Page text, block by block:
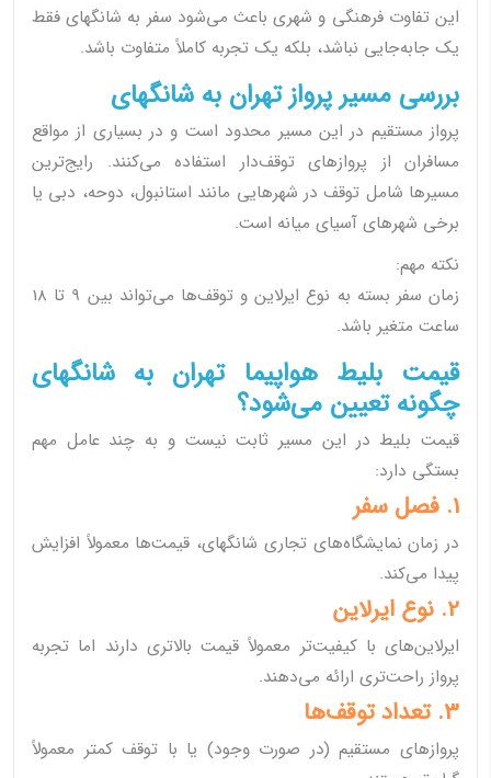
این تفاوت فرهنگی و شهری باعث می‌شود سفر به شانگهای فقط
یک جابه‌جایی نباشد، بلکه یک تجربه کاملاً متفاوت باشد.
بررسی مسیر پرواز تهران به شانگهای
پرواز مستقیم در این مسیر محدود است و در بسیاری از مواقع
مسافران از پروازهای توقف‌دار استفاده می‌کنند. رایج‌ترین
مسیرها شامل توقف در شهرهایی مانند استانبول، دوحه، دبی یا
برخی شهرهای آسیای میانه است.
نکته مهم:
زمان سفر بسته به نوع ایرلاین و توقف‌ها می‌تواند بین 9 تا 18
ساعت متغیر باشد.
قیمت بلیط هواپیما تهران به شانگهای
چگونه تعیین می‌شود؟
قیمت بلیط در این مسیر ثابت نیست و به چند عامل مهم
بستگی دارد:
1. فصل سفر
در زمان نمایشگاه‌های تجاری شانگهای، قیمت‌ها معمولاً افزایش
پیدا می‌کند.
2. نوع ایرلاین
ایرلاین‌های با کیفیت‌تر معمولاً قیمت بالاتری دارند اما تجربه
پرواز راحت‌تری ارائه می‌دهند.
3. تعداد توقف‌ها
پروازهای مستقیم (در صورت وجود) یا با توقف کمتر معمولاً